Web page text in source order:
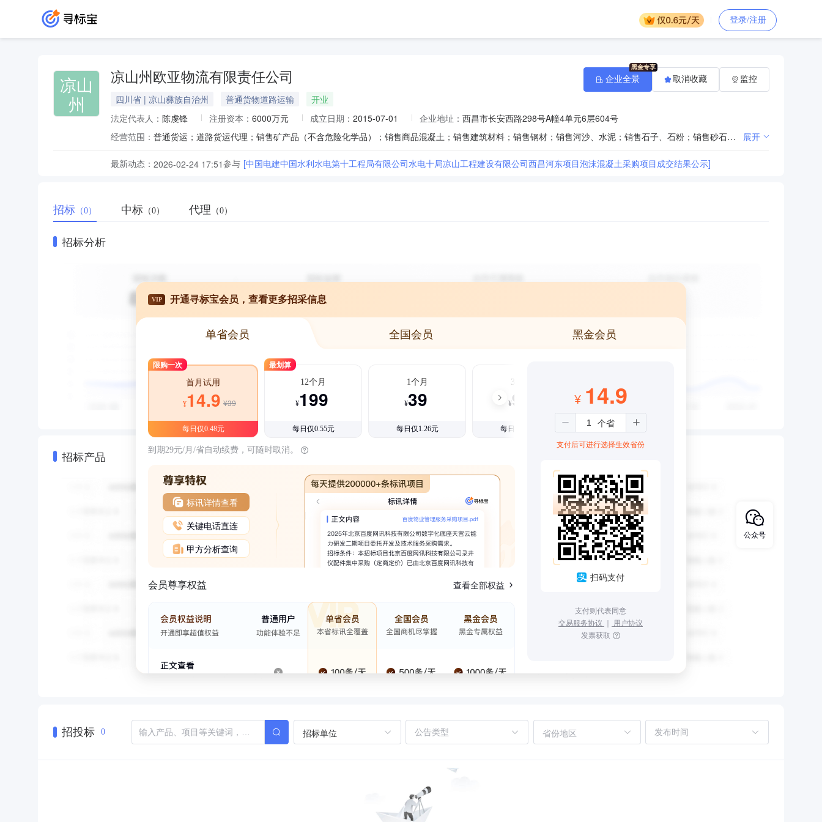
登录/注册
凉山
州
凉山州欧亚物流有限责任公司
四川省 | 凉山彝族自治州 普通货物道路运输
开业
法定代表人： 陈虔锋 注册资本： 6000万元 成立日期： 2015-07-01 企业地址： 西昌市长安西路298号A幢4单元6层604号
经营范围：
普通货运；道路货运代理；销售矿产品（不含危险化学品）；销售商品混凝土；销售建筑材料；销售钢材；销售河沙、水泥；销售石子、石粉；销售砂石；销售石、砖、瓦、砂；销售汽车零配件；汽车轮胎销售；销售电线电缆；销售电气设备；销售机械设备；销售耐火材料；销售煤炭；销售焦炭；销售粉煤灰；销售耐火材料及辅助材料；销售五金交电、机电产品；销售金属材料；卫生洁具零售；陶瓷、石材装饰材料零售；室内装饰材料零售；销售油漆（不含危险化学品）；住宅装饰和装修；公共建筑装饰和装修；公共建筑幕墙装饰和装修。（依法须经批准的项目，经相关部门批准后方可开展经营活动） 展开
最新动态： 2026-02-24 17:51参与 [中国电建中国水利水电第十工程局有限公司水电十局凉山工程建设有限公司西昌河东项目泡沫混凝土采购项目成交结果公示]
企业全景 取消收藏 监控
招标 （0） 中标 （0） 代理 （0）
招标分析
招标产品
VIP 开通寻标宝会员，查看更多招采信息
单省会员 全国会员 黑金会员
限购一次
首月试用
¥14.9 ¥39
每日仅0.48元
最划算
12个月
¥199
每日仅0.55元
1个月
¥39
每日仅1.26元
3个月
¥99
每日仅1.08元
到期29元/月/省自动续费，可随时取消。
标讯详情查看
关键电话直连
甲方分析查询
会员尊享权益 查看全部权益
¥ 14.9
支付后可进行选择生效省份
扫码支付
支付则代表同意
交易服务协议 ｜ 用户协议
发票获取
招投标 0 招标单位 省份地区
公众号